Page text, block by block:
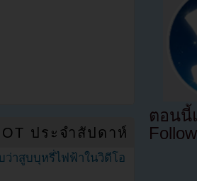
ตอนนี้
ประจำสัปดาห์
ว่าสูบบุหรี่ไฟฟ้าในวิดีโอ